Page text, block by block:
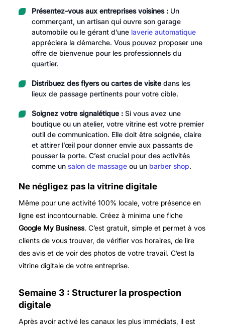
Présentez-vous aux entreprises voisines :Un
commerçant, un artisan qui ouvre son garage
automobile ou le gérant d’une laverie automatique
appréciera la démarche. Vous pouvez proposer une
offre de bienvenue pour les professionnels du
quartier.
Distribuez des flyers ou cartes de visitedans les
lieux de passage pertinents pour votre cible.
Soignez votre signalétique :Si vous avez une
boutique ou un atelier, votre vitrine est votre premier
outil de communication. Elle doit être soignée, claire
et attirer l’œil pour donner envie aux passants de
pousser la porte. C’est crucial pour des activités
comme un salon de massageou un barber shop.
Ne négligez pas la vitrine digitale
Même pour une activité 100% locale, votre présence en
ligne est incontournable. Créez à minima une fiche
Google My Business. C’est gratuit, simple et permet à vos
clients de vous trouver, de vérifier vos horaires, de lire
des avis et de voir des photos de votre travail. C’est la
vitrine digitale de votre entreprise.
Semaine 3 : Structurer la prospection
digitale
Après avoir activé les canaux les plus immédiats, il est